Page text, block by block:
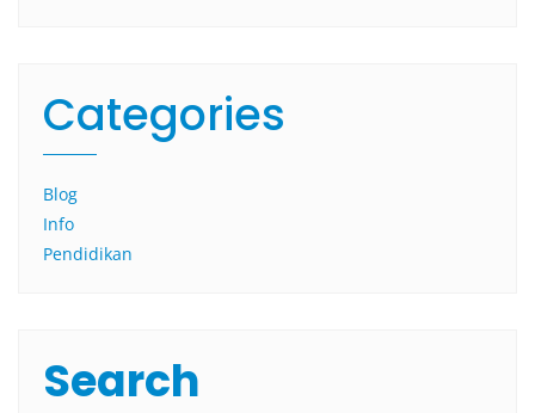
Categories
Blog
Info
Pendidikan
Search